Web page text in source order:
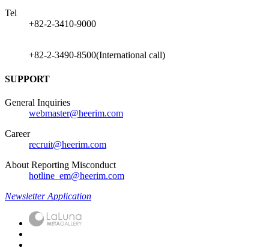
Tel
+82-2-3410-9000
+82-2-3490-8500(International call)
SUPPORT
General Inquiries
webmaster@heerim.com
Career
recruit@heerim.com
About Reporting Misconduct
hotline_em@heerim.com
Newsletter Application